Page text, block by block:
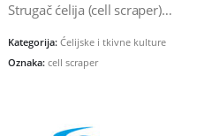
Strugač ćelija (cell scraper)…
Kategorija: Ćelijske i tkivne kulture
Oznaka: cell scraper